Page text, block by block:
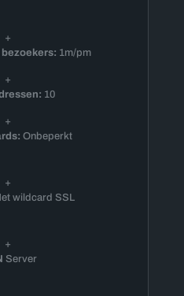
+
1m/pm
+
10
+
Onbeperkt
+
wildcard SSL
+
Server